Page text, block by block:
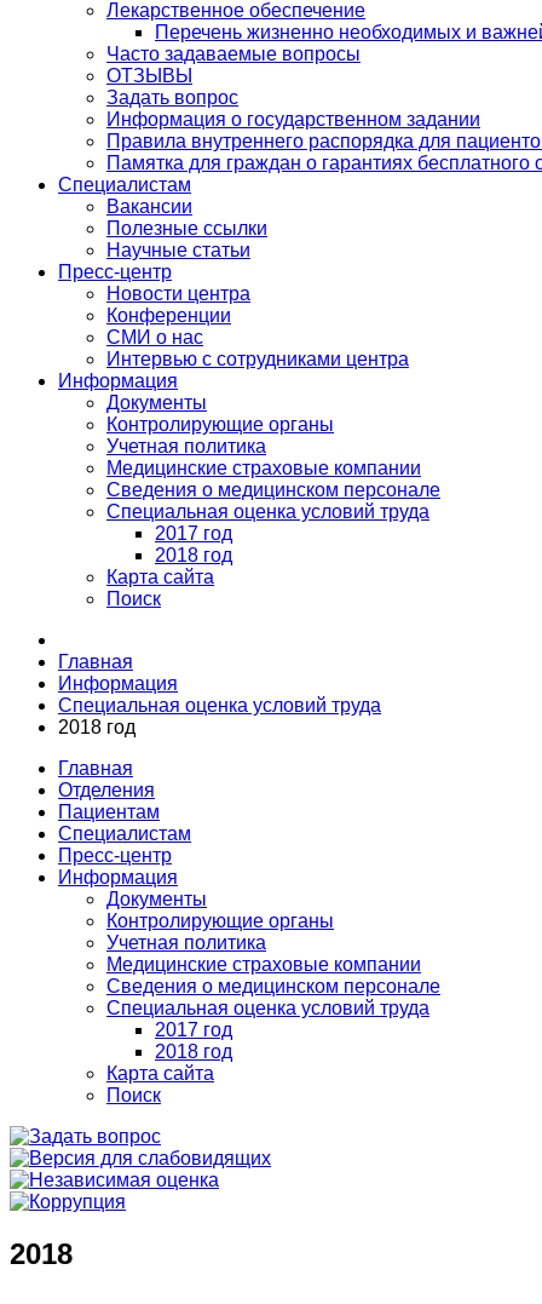
Лекарственное обеспечение
Перечень жизненно необходимых и
Часто задаваемые вопросы
ОТЗЫВЫ
Задать вопрос
Информация о государственном задании
Правила внутреннего распорядка для
Памятка для граждан о гарантиях
Специалистам
Вакансии
Полезные ссылки
Научные статьи
Пресс-центр
Новости центра
Конференции
СМИ о нас
Интервью с сотрудниками центра
Информация
Документы
Контролирующие органы
Учетная политика
Медицинские страховые компании
Сведения о медицинском персонале
Специальная оценка условий труда
2017 год
2018 год
Карта сайта
Поиск
Главная
Информация
Специальная оценка условий труда
2018 год
Главная
Отделения
Пациентам
Специалистам
Пресс-центр
Информация
Документы
Контролирующие органы
Учетная политика
Медицинские страховые компании
Сведения о медицинском персонале
Специальная оценка условий труда
2017 год
2018 год
Карта сайта
Поиск
2018